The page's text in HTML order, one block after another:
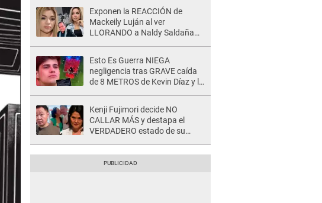
Exponen la REACCIÓN de
Mackeily Luján al ver
LLORANDO a Naldy Saldaña
Esto Es Guerra NIEGA
negligencia tras GRAVE caída
de 8 METROS de Kevin Díaz y lo
Kenji Fujimori decide NO
CALLAR MÁS y destapa el
VERDADERO estado de su
suegra..."